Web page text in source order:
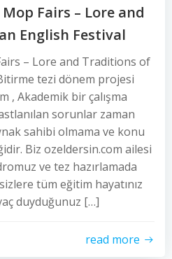
Fairs – Lore and
English Festival
– Lore and Traditions of
tezi dönem projesi
, Akademik bir çalışma
sorunlar zaman
sahibi olmama ve konu
Biz ozeldersin.com ailesi
ve tez hazırlamada
tüm eğitim hayatınız
duyduğunuz […]
read more